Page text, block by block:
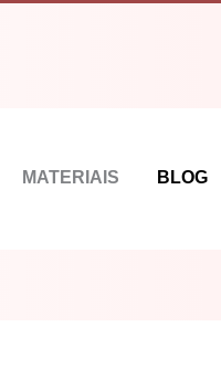
MATERIAIS BLOG